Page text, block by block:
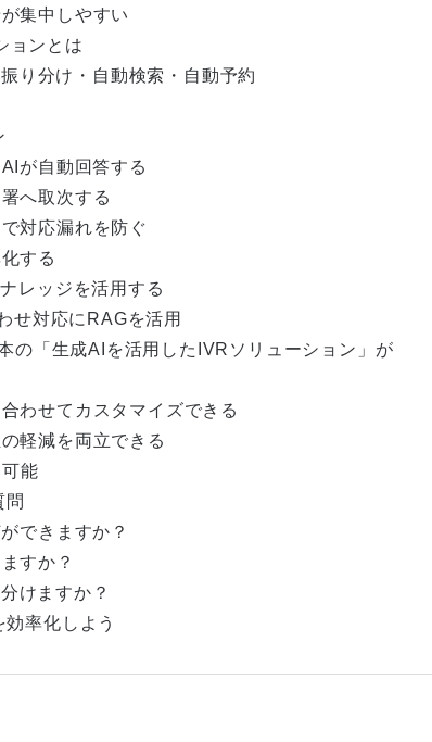
集中しやすい
ョンとは
り分け・自動検索・自動予約
が自動回答する
へ取次する
対応漏れを防ぐ
する
レッジを活用する
せ対応にRAGを活用
の「生成AIを活用したIVRソリューション」が
わせてカスタマイズできる
軽減を両立できる
能
問
できますか？
すか？
けますか？
率化しよう